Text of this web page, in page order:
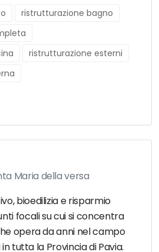
ristrutturazione bagno
ristrutturazione esterni
Maria della versa
bioedilizia e risparmio
focali su cui si concentra
opera da anni nel campo
tutta la Provincia di Pavia.